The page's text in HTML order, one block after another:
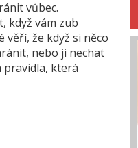
vůbec.
když vám zub
že když si něco
nebo ji nechat
pravidla, která